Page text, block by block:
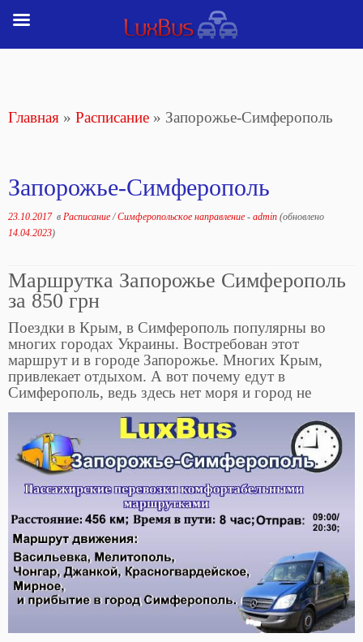
Главная » Расписание » Запорожье-Симферополь
Запорожье-Симферополь
23.10.2017в Расписание/Симферопольское направление - admin (обновлено
14.04.2023)
Маршрутка Запорожье Симферополь
за 850 грн
Поездки в Крым, в Симферополь популярны во
многих городах Украины. Востребован этот
маршрут и в городе Запорожье. Многих Крым,
привлекает отдыхом. А вот почему едут в
Симферополь, ведь здесь нет моря и город не